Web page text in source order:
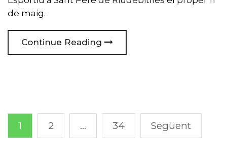
de maig.
Continue Reading
1 2 … 34 Següent